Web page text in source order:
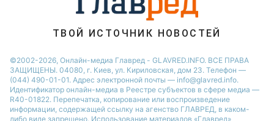
Новости Житомира
Новости Запорожья
ТВОЙ ИСТОЧНИК НОВОСТЕЙ
©2002-2026, Онлайн-медиа Главред - GLAVRED.INFO. ВСЕ ПРАВА
ЗАЩИЩЕНЫ. 04080, г. Киев, ул. Кириловская, дом 23. Телефон —
(044) 490-01-01. Адрес электронной почты — info@glavred.info.
Идентификатор онлайн-медиа в Реестре cубъектов в сфере медиа —
R40-01822. Перепечатка, копирование или воспроизведение
информации, содержащей ссылку на агенство ГЛАВРЕД, в каком-
либо виде запрещено. Использование материалов «Главред»